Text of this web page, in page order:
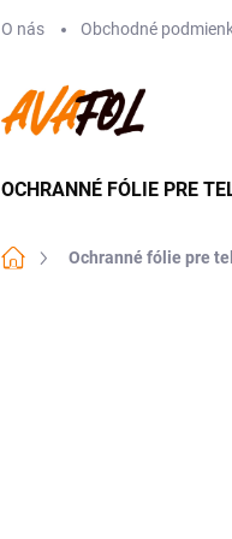
O nás Obchodné
OCHRANNÉ FÓLIE PRE
DomovOchranné fólie pre